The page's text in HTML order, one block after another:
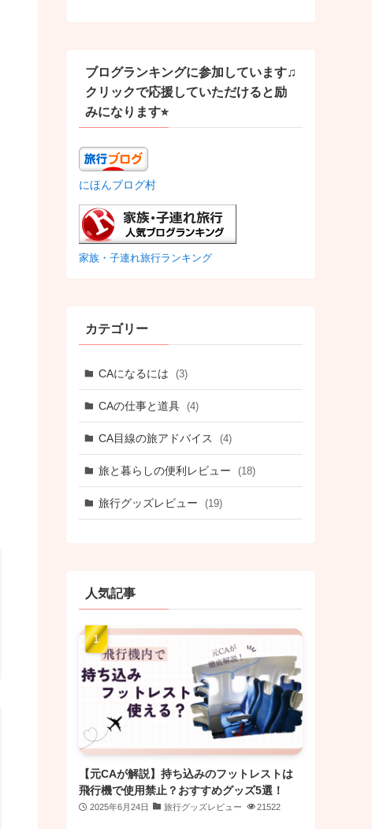
ブログランキングに参加しています♫
クリックで応援していただけると励
みになります⭐︎
にほんブログ村
家族・子連れ旅行ランキング
カテゴリー
CAになるには (3)
CAの仕事と道具 (4)
CA目線の旅アドバイス (4)
旅と暮らしの便利レビュー (18)
旅行グッズレビュー (19)
人気記事
【元CAが解説】持ち込みのフットレストは
飛行機で使用禁止？おすすめグッズ5選！
2025年6月24日 旅行グッズレビュー 21522